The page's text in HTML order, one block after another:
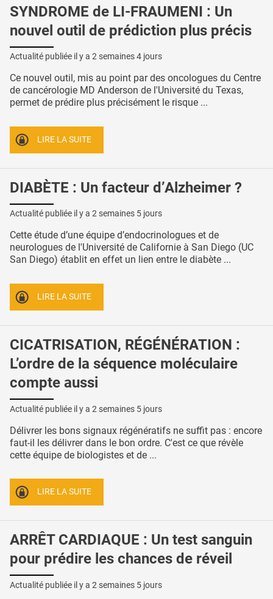
SYNDROME de LI-FRAUMENI : Un
nouvel outil de prédiction plus précis
Actualité publiée il y a 2 semaines 4 jours
Ce nouvel outil, mis au point par des oncologues du Centre
de cancérologie MD Anderson de l'Université du Texas,
permet de prédire plus précisément le risque ...
LIRE LA SUITE
DIABÈTE : Un facteur d’Alzheimer ?
Actualité publiée il y a 2 semaines 5 jours
Cette étude d’une équipe d’endocrinologues et de
neurologues de l'Université de Californie à San Diego (UC
San Diego) établit en effet un lien entre le diabète ...
LIRE LA SUITE
CICATRISATION, RÉGÉNÉRATION :
L’ordre de la séquence moléculaire
compte aussi
Actualité publiée il y a 2 semaines 5 jours
Délivrer les bons signaux régénératifs ne suffit pas : encore
faut-il les délivrer dans le bon ordre. C'est ce que révèle
cette équipe de biologistes et de ...
LIRE LA SUITE
ARRÊT CARDIAQUE : Un test sanguin
pour prédire les chances de réveil
Actualité publiée il y a 2 semaines 5 jours